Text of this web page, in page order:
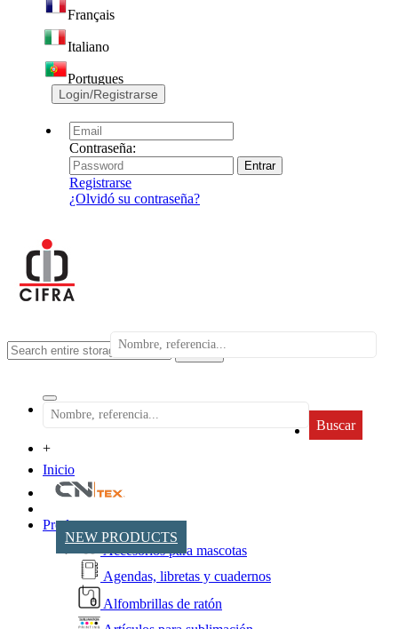
Français
Italiano
Portugues
Login/Registrarse
Contraseña:
Registrarse
¿Olvidó su contraseña?
search
Buscar
+
Inicio
NEW PRODUCTS
Productos
Accesorios para mascotas
Agendas, libretas y cuadernos
Alfombrillas de ratón